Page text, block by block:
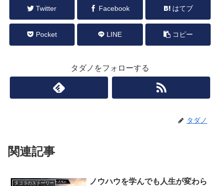
Twitter Facebook はてブ
Pocket LINE コピー
タダノをフォローする
タダノ
関連記事
タコ３のストーリー
ノウハウを学んでも人生が変わら